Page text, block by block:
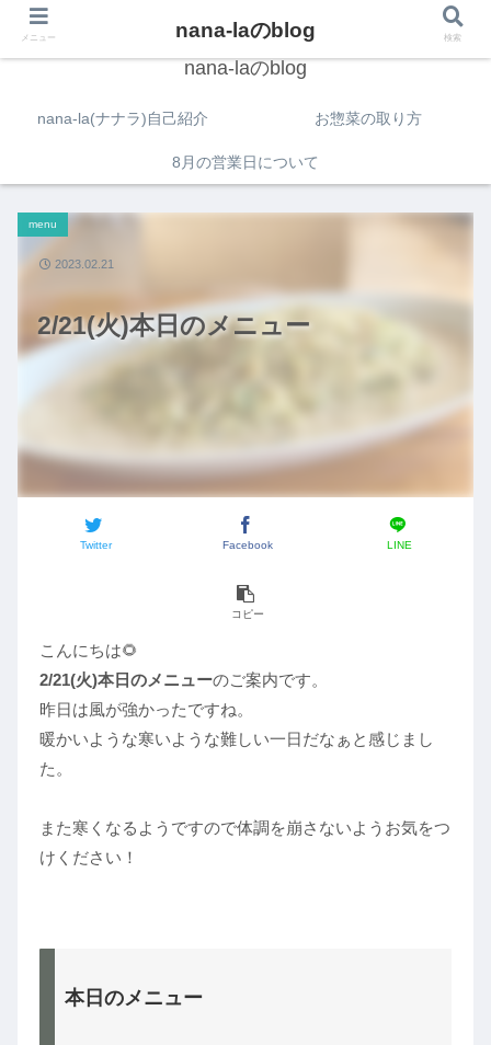
nana-laのblog
nana-la(ナナラ)自己紹介 お惣菜の取り方
8月の営業日について
2/21(火)本日のメニュー
menu
Twitter Facebook LINE
コピー
2023.02.21
こんにちは🌻
2/21(火)本日のメニューのご案内です。
昨日は風が強かったですね。
暖かいような寒いような難しい一日だなぁと感じまし
た。
また寒くなるようですので体調を崩さないようお気をつ
けください！
本日のメニュー
メニュー nana-laのblog 検索